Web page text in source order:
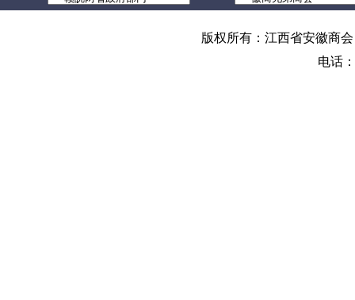
版权所有：江西省安徽商
电话